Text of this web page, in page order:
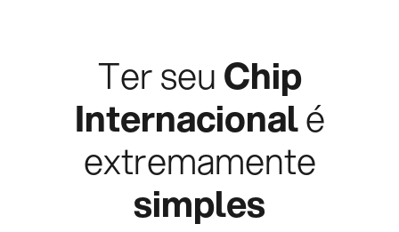
Ter seuChip
Internacionalé
extremamente
simples